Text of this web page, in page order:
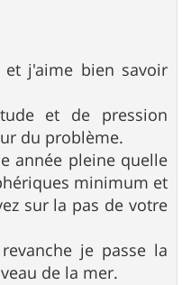
et j'aime bien savoir
et de pression
du problème.
année pleine quelle
minimum et
sur la pas de votre
je passe la
de la mer.